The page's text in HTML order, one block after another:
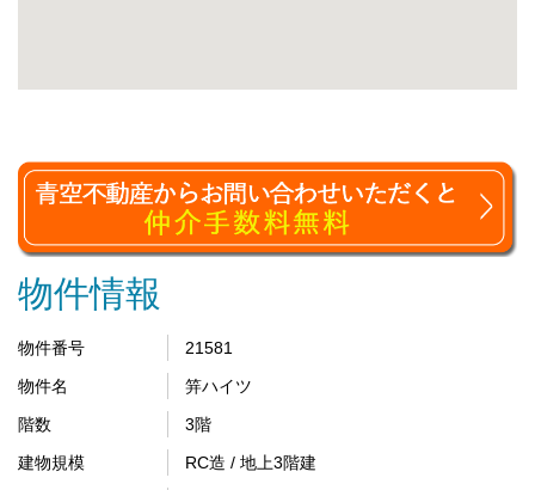
物件情報
物件番号
21581
物件名
笄ハイツ
階数
3階
建物規模
RC造 / 地上3階建